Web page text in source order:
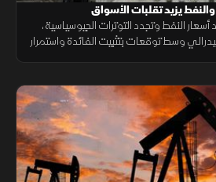
يزيد تقلبات الأسواق
النفط وتجدد التوترات الجيوسياسية،
وسط توقعات بتثبيت الفائدة واستمرار